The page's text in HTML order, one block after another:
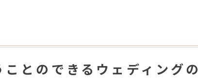
とのできるウェディングの